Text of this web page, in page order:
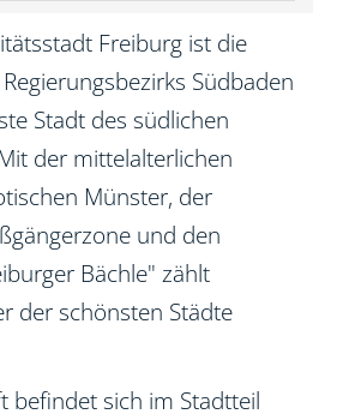
Freiburg ist die
Südbaden
Stadt des südlichen
der mittelalterlichen
Münster, der
und den
Bächle" zählt
der schönsten Städte
befindet sich im Stadtteil